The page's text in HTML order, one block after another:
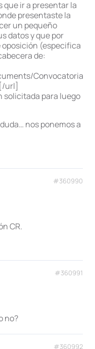
ir a presentar la
presentaste la
un pequeño
datos y que por
oposición (especifica
de:
url]
solicitada para luego
nos ponemos a
#360990
CR.
#360991
no?
#360992